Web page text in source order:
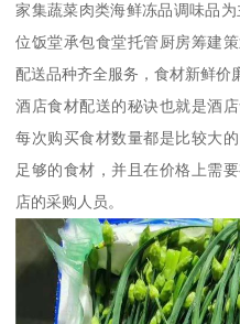
家集蔬菜肉类海鲜冻品调味品
位饭堂承包食堂托管厨房筹建
配送品种齐全服务，食材新鲜价
酒店食材配送的秘诀也就是酒
每次购买食材数量都是比较大
足够的食材，并且在价格上需
店的采购人员。